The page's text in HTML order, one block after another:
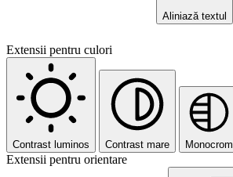
Aliniază textul
Extensii pentru culori
Contrast luminos Contrast mare Monocrom
Extensii pentru orientare